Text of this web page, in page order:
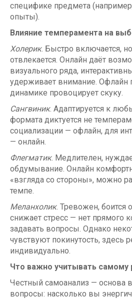
специфике предмета
опыты).
Влияние темперамента на
Холерик. Быстро включается,
отвлекается. Онлайн даёт
визуального ряда,
удерживает внимание. Офлайн
динамике провоцирует скуку.
Сангвиник. Адаптируется к
формата диктуется не
социализации — офлайн, для
— онлайн.
Флегматик. Медлителен,
обдумывание. Онлайн
«взгляда со стороны», можно
темпе.
Меланхолик. Тревожен, боится
снижает стресс — нет прямого
задавать вопросы. Однако
чувствуют покинутость, здесь
индивидуально.
Что важно учитывать самому
Честный самоанализ — основа
вопросы: насколько вы